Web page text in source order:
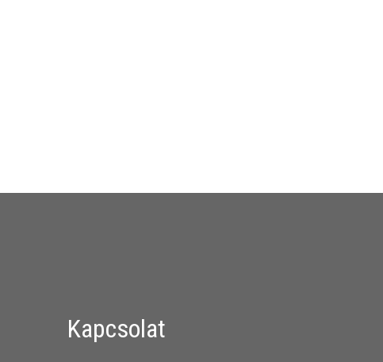
Kapcsolat